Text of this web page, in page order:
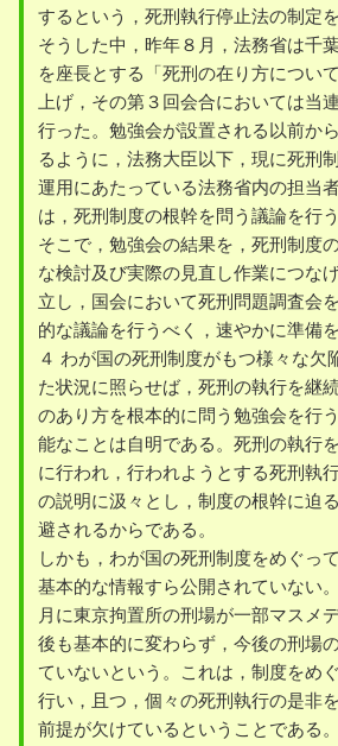
するという，死刑執行停止法の制定
そうした中，昨年８月，法務省は千
を座長とする「死刑の在り方につい
上げ，その第３回会合においては当
行った。勉強会が設置される以前か
るように，法務大臣以下，現に死刑
運用にあたっている法務省内の担当
は，死刑制度の根幹を問う議論を行
そこで，勉強会の結果を，死刑制度
な検討及び実際の見直し作業につな
立し，国会において死刑問題調査会
的な議論を行うべく，速やかに準備
４ わが国の死刑制度がもつ様々な欠
た状況に照らせば，死刑の執行を継
のあり方を根本的に問う勉強会を行
能なことは自明である。死刑の執行
に行われ，行われようとする死刑執
の説明に汲々とし，制度の根幹に迫
避されるからである。
しかも，わが国の死刑制度をめぐっ
基本的な情報すら公開されていない
月に東京拘置所の刑場が一部マスメ
後も基本的に変わらず，今後の刑場
ていないという。これは，制度をめ
行い，且つ，個々の死刑執行の是非
前提が欠けているということである。